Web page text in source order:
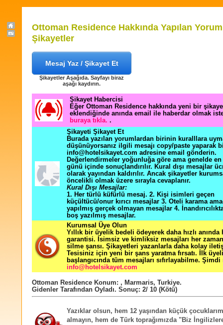
Ottoman Residence Hakkında Yapılan
Şikayetler
Mesaj Yaz / Şikayet Et
Şikayetler Aşağıda. Sayfayı biraz
aşağı kaydırın.
Şikayet Habercisi
Eğer Ottoman Residence hakkında yeni bir
eklendiğinde anında email ile haberdar olmak
buraya tıkla. .
Şikayeti Şikayet Et
Burada yazılan yorumlardan birinin kuralllara
düşünüyorsanız ilgili mesajı copy/paste yaparak
info@hotelsikayet.com adresine email gönderin.
Değerlendirmeler yoğunluğa göre ama genelde
günü içinde sonuçlandırılır. Kural dışı mesajlar
olarak yayından kaldırılır. Ancak şikayetler
öncelikli olmak üzere sırayla cevaplanır.
Kural Dışı Mesajlar:
1. Her türlü küfürlü mesaj. 2. Kişi isimleri geçen
küçültücü/onur kırıcı mesajlar 3. Oteli karama
yapılmış gerçek olmayan mesajlar 4.
boş yazılmış mesajlar.
Kurumsal Üye Olun
Yıllık bir üyelik bedeli ödeyerek daha hızlı
garantisi. İsimsiz ve kimliksiz mesajları her zaman
silme şansı. Şikayetleri yazanlarla daha kolay
Tesisiniz için yeni bir şans yaratma fırsatı. İlk
başlangıcında tüm mesajları sıfırlayabilme. Şimdi
info@hotelsikayet.com
Ottoman Residence Konum: , Marmaris, Turkiye.
Gidenler Tarafından Oyladı. Sonuç: 2/ 10 (Kötü)
Yazıklar olsun, hem 12 yaşından küçük
almayın, hem de Türk toprağımızda "Biz